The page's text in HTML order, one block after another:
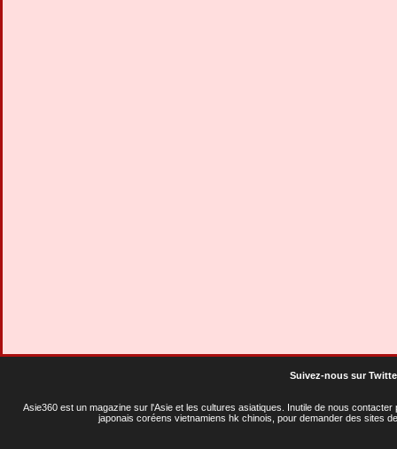
Suivez-nous sur
Asie360 est un magazine sur l'Asie et les cultures asiatiques . Inutile de nous
japonais coréens vietnamiens hk chinois, pour demander des sites